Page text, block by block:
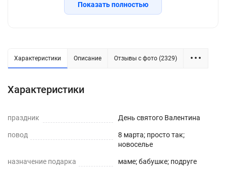
производства используется экологически
водонепроницаемости, нескользкости,
Показать полностью
Характеристики Описание Отзывы с фото (2329)
Характеристики
праздник День святого Валентина
повод
8 марта; просто так;
новоселье
назначение подарка маме; бабушке; подруге